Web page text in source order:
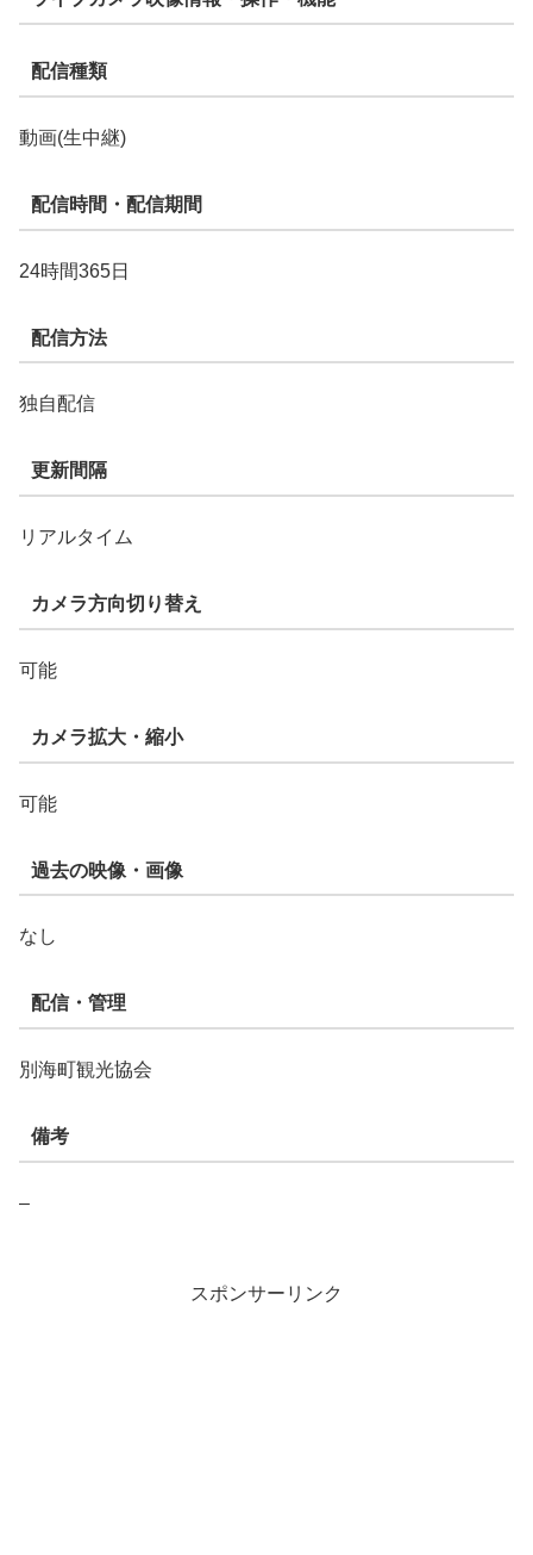
配信種類
動画(生中継)
配信時間・配信期間
24時間365日
配信方法
独自配信
更新間隔
リアルタイム
カメラ方向切り替え
可能
カメラ拡大・縮小
可能
過去の映像・画像
なし
配信・管理
別海町観光協会
備考
–
スポンサーリンク